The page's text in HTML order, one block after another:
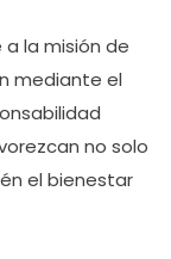
la misión de
mediante el
no solo
el bienestar